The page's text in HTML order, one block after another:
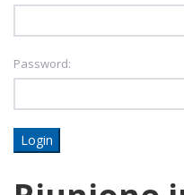
Password:
Login